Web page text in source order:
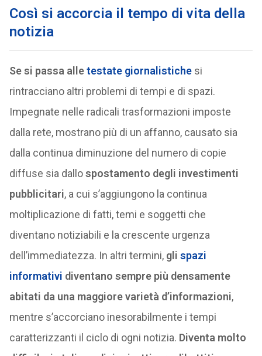
Così si accorcia il tempo di vita della
notizia
Se si passa alletestate giornalistichesi
rintracciano altri problemi di tempi e di spazi.
Impegnate nelle radicali trasformazioni imposte
dalla rete, mostrano più di un affanno, causato sia
dalla continua diminuzione del numero di copie
diffuse sia dallospostamento degli investimenti
pubblicitari, a cui s’aggiungono la continua
moltiplicazione di fatti, temi e soggetti che
diventano notiziabili e la crescente urgenza
dell’immediatezza. In altri termini,gli spazi
informativi diventano sempre più densamente
abitati da una maggiore varietà d’informazioni,
mentre s’accorciano inesorabilmente i tempi
caratterizzanti il ciclo di ogni notizia. Diventa molto